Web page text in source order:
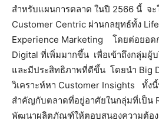
สำหรับแผนการตลาด ในปี 2566 นี้ จะ
Customer Centric ผ่านกลยุทธ์ทั้ง
Experience Marketing โดยต่อยอด
Digital ที่เพิ่มมากขึ้น เพื่อเข้าถึงกลุ่มผู้
และมีประสิทธิภาพที่ดีขึ้น โดยนำ Big
วิเคราะห์หา Customer Insights ทั้ง
สำคัญกับตลาดที่อยู่อาศัยในกลุ่มที่เป็น
พัฒนาผลิตภัณฑ์ให้ตอบสนองความต้อง